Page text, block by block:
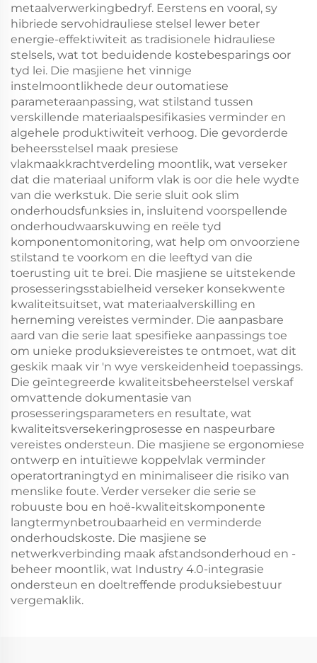
metaalverwerkingbedryf. Eerstens en vooral, sy
hibriede servohidrauliese stelsel lewer beter
energie-effektiwiteit as tradisionele hidrauliese
stelsels, wat tot beduidende kostebesparings oor
tyd lei. Die masjiene het vinnige
instelmoontlikhede deur outomatiese
parameteraanpassing, wat stilstand tussen
verskillende materiaalspesifikasies verminder en
algehele produktiwiteit verhoog. Die gevorderde
beheersstelsel maak presiese
vlakmaakkrachtverdeling moontlik, wat verseker
dat die materiaal uniform vlak is oor die hele wydte
van die werkstuk. Die serie sluit ook slim
onderhoudsfunksies in, insluitend voorspellende
onderhoudwaarskuwing en reële tyd
komponentomonitoring, wat help om onvoorziene
stilstand te voorkom en die leeftyd van die
toerusting uit te brei. Die masjiene se uitstekende
prosesseringsstabielheid verseker konsekwente
kwaliteitsuitset, wat materiaalverskilling en
herneming vereistes verminder. Die aanpasbare
aard van die serie laat spesifieke aanpassings toe
om unieke produksievereistes te ontmoet, wat dit
geskik maak vir 'n wye verskeidenheid toepassings.
Die geïntegreerde kwaliteitsbeheerstelsel verskaf
omvattende dokumentasie van
prosesseringsparameters en resultate, wat
kwaliteitsversekeringprosesse en naspeurbare
vereistes ondersteun. Die masjiene se ergonomiese
ontwerp en intuïtiewe koppelvlak verminder
operatortraningtyd en minimaliseer die risiko van
menslike foute. Verder verseker die serie se
robuuste bou en hoë-kwaliteitskomponente
langtermynbetroubaarheid en verminderde
onderhoudskoste. Die masjiene se
netwerkverbinding maak afstandsonderhoud en -
beheer moontlik, wat Industry 4.0-integrasie
ondersteun en doeltreffende produksiebestuur
vergemaklik.